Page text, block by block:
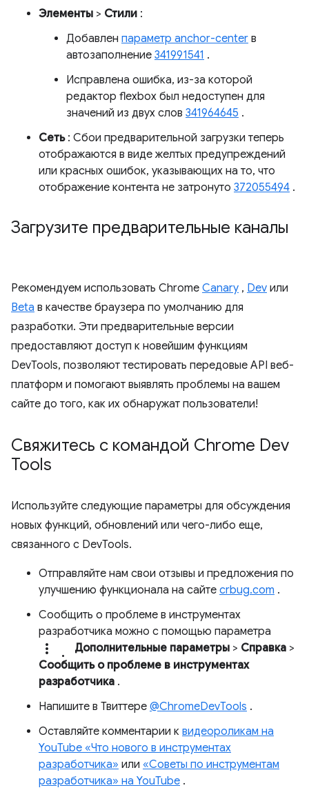
Элементы > Стили :
Добавлен параметр anchor-center в
автозаполнение 341991541 .
Исправлена ​​ошибка, из-за которой
редактор flexbox был недоступен для
значений из двух слов 341964645 .
Сеть: Сбои предварительной загрузки теперь
отображаются в виде желтых предупреждений
или красных ошибок, указывающих на то, что
отображение контента не затронуто 372055494 .
Загрузите предварительные каналы
Рекомендуем использовать Chrome Canary , Dev или
Beta в качестве браузера по умолчанию для
разработки. Эти предварительные версии
предоставляют доступ к новейшим функциям
DevTools, позволяют тестировать передовые API веб-
платформ и помогают выявлять проблемы на вашем
сайте до того, как их обнаружат пользователи!
Свяжитесь с командой Chrome Dev
Tools
Используйте следующие параметры для обсуждения
новых функций, обновлений или чего-либо еще,
связанного с DevTools.
Отправляйте нам свои отзывы и предложения по
улучшению функционала на сайте crbug.com .
Сообщить о проблеме в инструментах
разработчика можно с помощью параметра
more_vert. Дополнительные параметры > Справка >
Сообщить о проблеме в инструментах
разработчика .
Напишите в Твиттере @ChromeDevTools .
Оставляйте комментарии к видеороликам на
YouTube «Что нового в инструментах
разработчика» или «Советы по инструментам
разработчика» на YouTube .